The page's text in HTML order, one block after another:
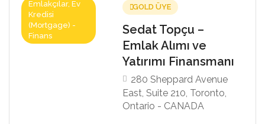
Emlakçılar, Ev
Kredisi
(Mortgage) -
Finans
GOLD ÜYE
Sedat Topçu –
Emlak Alımı ve
Yatırımı Finansmanı
280 Sheppard Avenue
East, Suite 210, Toronto,
Ontario - CANADA